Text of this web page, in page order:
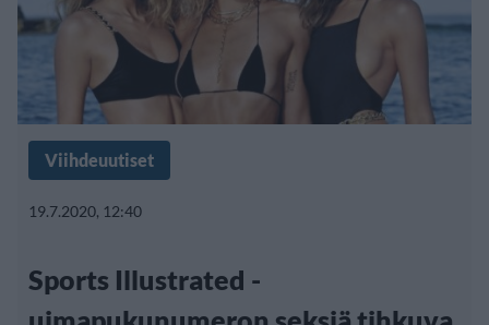
Viihdeuutiset
19.7.2020, 12:40
Sports Illustrated -